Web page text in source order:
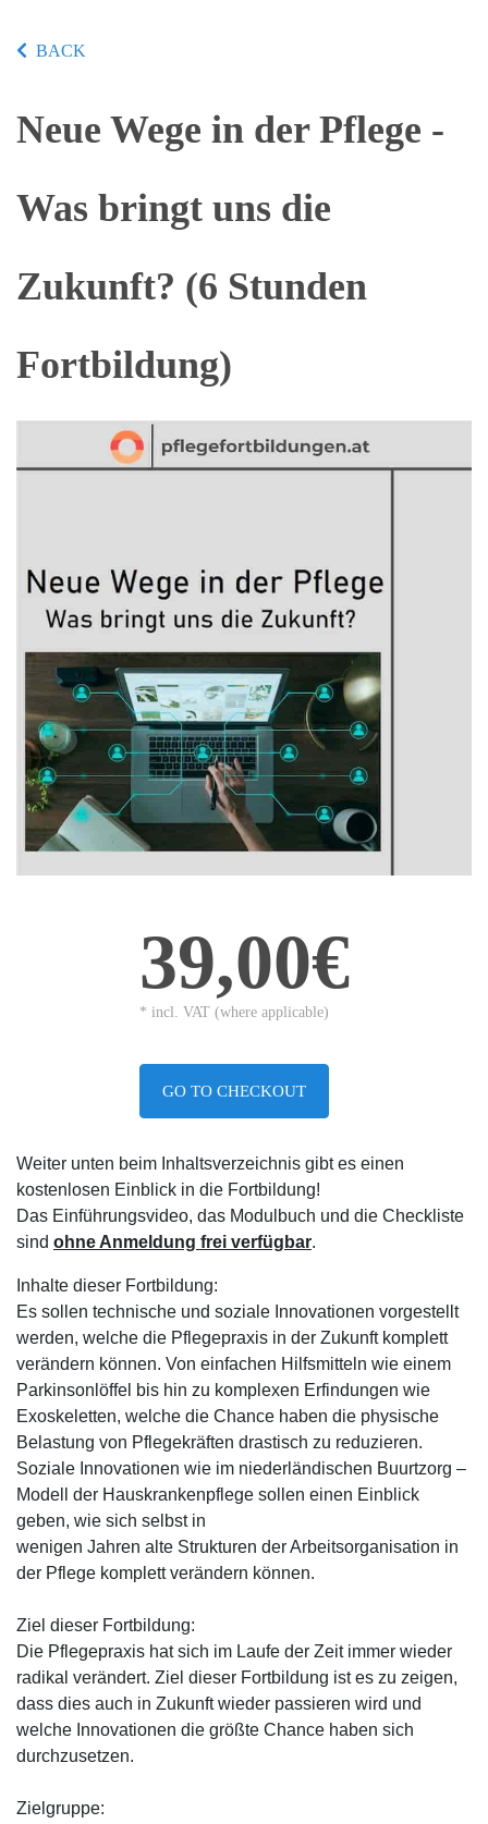
BACK
Neue Wege in der Pflege -
Was bringt uns die
Zukunft? (6 Stunden
Fortbildung)
39,00€
* incl. VAT (where applicable)
GO TO CHECKOUT
Weiter unten beim Inhaltsverzeichnis gibt es einen
kostenlosen Einblick in die Fortbildung!
Das Einführungsvideo, das Modulbuch und die Checkliste
sind ohne Anmeldung frei verfügbar.
Inhalte dieser Fortbildung:
Es sollen technische und soziale Innovationen vorgestellt
werden, welche die Pflegepraxis in der Zukunft komplett
verändern können. Von einfachen Hilfsmitteln wie einem
Parkinsonlöffel bis hin zu komplexen Erfindungen wie
Exoskeletten, welche die Chance haben die physische
Belastung von Pflegekräften drastisch zu reduzieren.
Soziale Innovationen wie im niederländischen Buurtzorg –
Modell der Hauskrankenpflege sollen einen Einblick
geben, wie sich selbst in
wenigen Jahren alte Strukturen der Arbeitsorganisation in
der Pflege komplett verändern können.
Ziel dieser Fortbildung:
Die Pflegepraxis hat sich im Laufe der Zeit immer wieder
radikal verändert. Ziel dieser Fortbildung ist es zu zeigen,
dass dies auch in Zukunft wieder passieren wird und
welche Innovationen die größte Chance haben sich
durchzusetzen.
Zielgruppe: